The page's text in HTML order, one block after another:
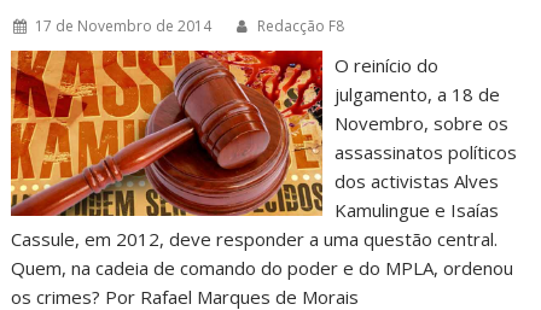
17 de Novembro de 2014 Redacção F8
O reinício do
julgamento, a 18 de
Novembro, sobre os
assassinatos políticos
dos activistas Alves
Kamulingue e Isaías
Cassule, em 2012, deve responder a uma questão central.
Quem, na cadeia de comando do poder e do MPLA, ordenou
os crimes? Por Rafael Marques de Morais